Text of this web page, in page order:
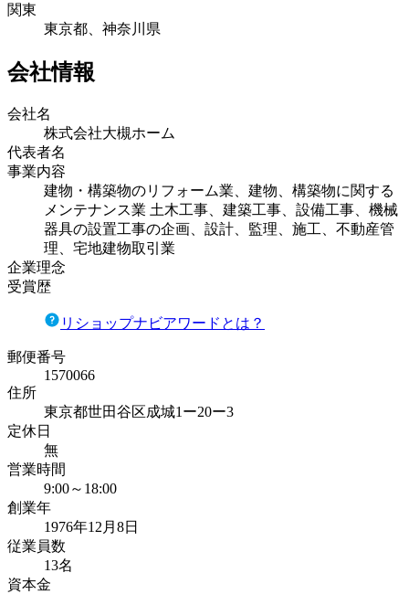
関東
東京都、神奈川県
会社情報
会社名
株式会社大槻ホーム
代表者名
事業内容
建物・構築物のリフォーム業、建物、構築物に関する
メンテナンス業 土木工事、建築工事、設備工事、機械
器具の設置工事の企画、設計、監理、施工、不動産管
理、宅地建物取引業
企業理念
受賞歴
リショップナビアワードとは？
郵便番号
1570066
住所
東京都世田谷区成城1ー20ー3
定休日
無
営業時間
9:00～18:00
創業年
1976年12月8日
従業員数
13名
資本金